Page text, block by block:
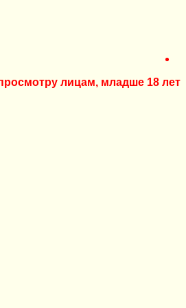
лицам, младше 18 лет